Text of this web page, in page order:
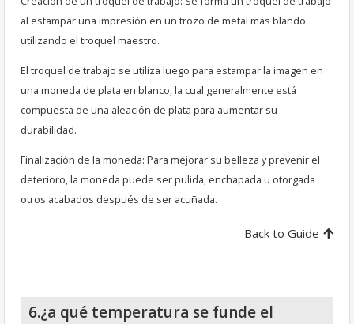
al estampar una impresión en un trozo de metal más blando
utilizando el troquel maestro.
El troquel de trabajo se utiliza luego para estampar la imagen en
una moneda de plata en blanco, la cual generalmente está
compuesta de una aleación de plata para aumentar su
durabilidad.
Finalización de la moneda: Para mejorar su belleza y prevenir el
deterioro, la moneda puede ser pulida, enchapada u otorgada
otros acabados después de ser acuñada.
Back to Guide
6.¿a qué temperatura se funde el